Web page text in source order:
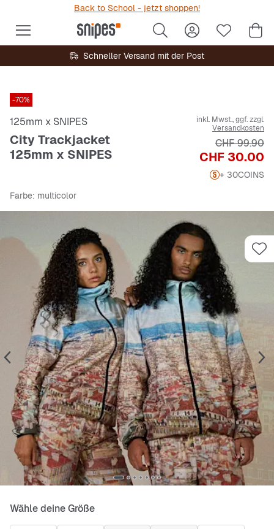
Back to School - jetzt shoppen!
Schneller Versand mit der Post
-70%
125mm x SNIPES
City Trackjacket
125mm x SNIPES
inkl. Mwst., ggf. zzgl.
Versandkosten
Preis
CHF 30.00
Originalpreis
CHF 99.90
+ 30COINS
Farbe: multicolor
Wähle deine Größe